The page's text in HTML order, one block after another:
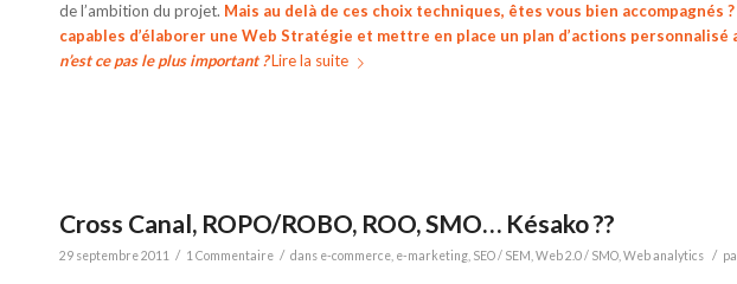
de l’ambition du projet. Mais au delà de ces choix techniques, êtes vous bien accompagnés
capables d’élaborer une Web Stratégie et mettre en place un plan d’actions
n’est ce pas le plus important ?Lire la suite
Cross Canal, ROPO/ROBO, ROO, SMO… Késako ??
29 septembre 2011 / 1 Commentaire / dans e-commerce e-marketing SEO / SEM Web 2.0 / SMO Web analytics /